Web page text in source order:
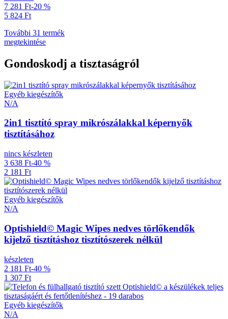
7 281 Ft-20 %
5 824 Ft
További 31 termék
megtekintése
Gondoskodj a tisztaságról
Egyéb kiegészítők
N/A
2in1 tisztító spray mikrószálakkal képernyők
tisztításához
nincs készleten
3 638 Ft-40 %
2 181 Ft
Egyéb kiegészítők
N/A
Optishield© Magic Wipes nedves törlőkendők
kijelző tisztításhoz tisztítószerek nélkül
készleten
2 181 Ft-40 %
1 307 Ft
Egyéb kiegészítők
N/A